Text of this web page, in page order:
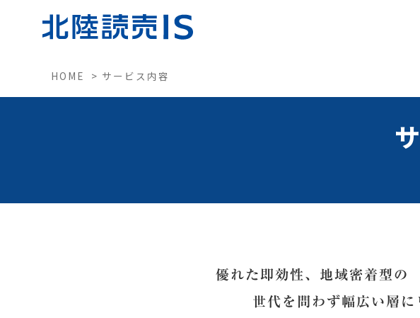
VIEW MORE
搬入先
募集要項
HOME > サービス内容
優れた即効性、地域密着型の
世代を問わず幅広い層に